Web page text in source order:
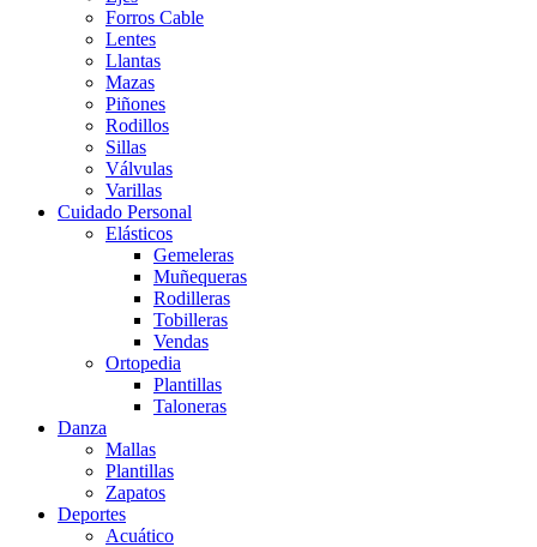
Forros Cable
Lentes
Llantas
Mazas
Piñones
Rodillos
Sillas
Válvulas
Varillas
Cuidado Personal
Elásticos
Gemeleras
Muñequeras
Rodilleras
Tobilleras
Vendas
Ortopedia
Plantillas
Taloneras
Danza
Mallas
Plantillas
Zapatos
Deportes
Acuático